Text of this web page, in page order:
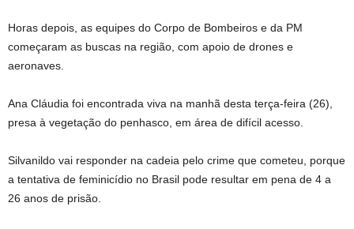
Horas depois, as equipes do Corpo de Bombeiros e da PM
começaram as buscas na região, com apoio de drones e
aeronaves.
Ana Cláudia foi encontrada viva na manhã desta terça-feira (26),
presa à vegetação do penhasco, em área de difícil acesso.
Silvanildo vai responder na cadeia pelo crime que cometeu, porque
a tentativa de feminicídio no Brasil pode resultar em pena de 4 a
26 anos de prisão.